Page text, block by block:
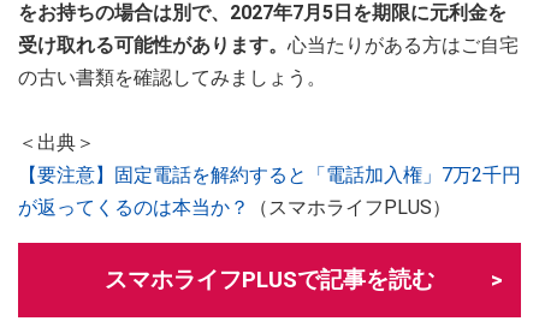
をお持ちの場合は別で、2027年7月5日を期限に元利金を
受け取れる可能性があります。 心当たりがある方はご自宅
の古い書類を確認してみましょう。
＜出典＞
【要注意】固定電話を解約すると「電話加入権」7万2千円
が返ってくるのは本当か？
（スマホライフPLUS）
スマホライフPLUSで記事を読む